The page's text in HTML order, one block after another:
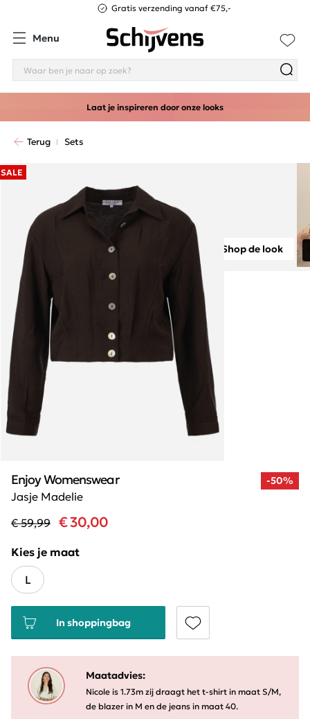
Gratis verzending vanaf €75,-
Menu
Laat je inspireren door onze looks
Terug Sets
SALE
Shop de look
-50%
Jasje Madelie
Enjoy Womenswear
€ 59,99 € 30,00
Kies je maat
L
In shoppingbag
Maatadvies:
Nicole is 1.73m zij draagt het t-shirt in maat S/M,
de blazer in M en de jeans in maat 40.